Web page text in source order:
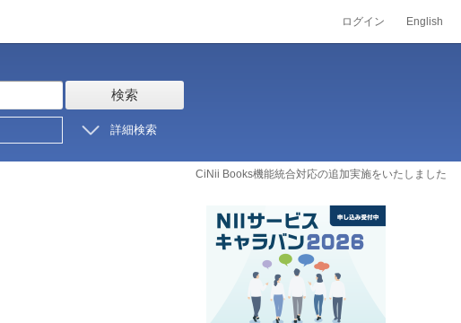
ログイン English
検索
詳細検索
CiNii Books機能統合対応の追加実施をいたしました